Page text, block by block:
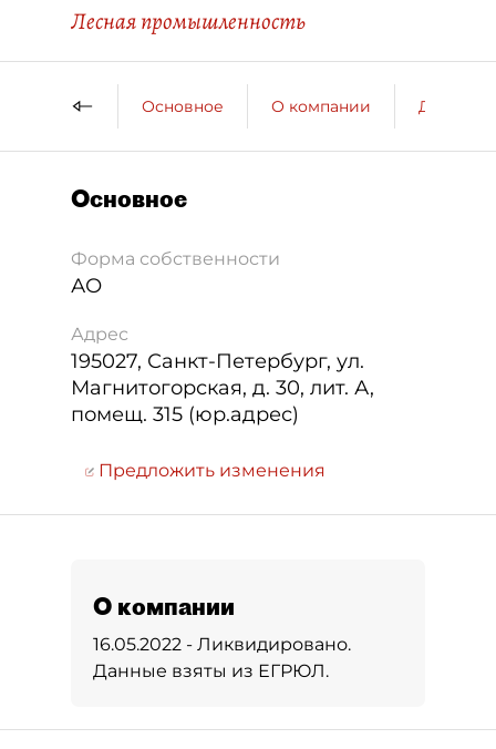
Лесная промышленность
Основное О компании ДП о
Основное
Форма собственности
АО
Адрес
195027, Санкт-Петербург, ул.
Магнитогорская, д. 30, лит. А,
помещ. 315 (юр.адрес)
Предложить изменения
О компании
16.05.2022 - Ликвидировано.
Данные взяты из ЕГРЮЛ.